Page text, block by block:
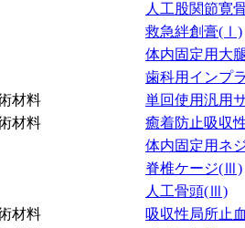
人工股関節寛
救急絆創膏(Ⅰ)
体内固定用大
歯科用インプ
材料 単回使用汎用
材料 癒着防止吸収
体内固定用ネ
脊椎ケージ(Ⅲ)
人工骨頭(Ⅲ)
材料 吸収性局所止